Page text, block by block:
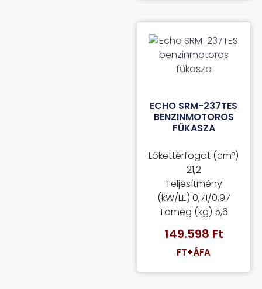
ECHO SRM-237TES
BENZINMOTOROS
FŰKASZA
Lökettérfogat (cm³)
21,2
Teljesítmény
(kW/LE) 0,71/0,97
Tömeg (kg) 5,6
149.598 Ft
FT+ÁFA